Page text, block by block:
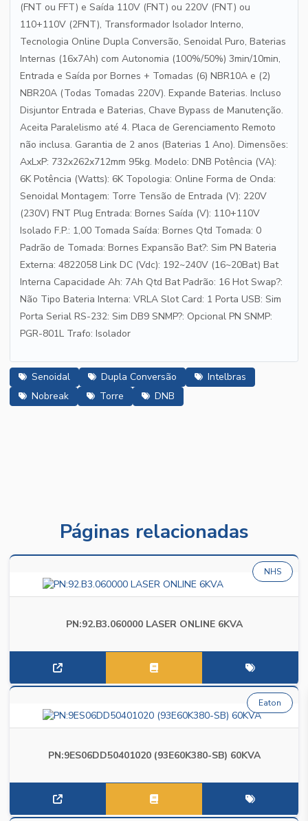
(FNT ou FFT) e Saída 110V (FNT) ou 220V (FNT) ou
110+110V (2FNT), Transformador Isolador Interno,
Tecnologia Online Dupla Conversão, Senoidal Puro, Baterias
Internas (16x7Ah) com Autonomia (100%/50%) 3min/10min,
Entrada e Saída por Bornes + Tomadas (6) NBR10A e (2)
NBR20A (Todas Tomadas 220V). Expande Baterias. Incluso
Disjuntor Entrada e Baterias, Chave Bypass de Manutenção.
Aceita Paralelismo até 4. Placa de Gerenciamento Remoto
não inclusa. Garantia de 2 anos (Baterias 1 Ano). Dimensões:
AxLxP: 732x262x712mm 95kg. Modelo: DNB Potência (VA):
6K Potência (Watts): 6K Topologia: Online Forma de Onda:
Senoidal Montagem: Torre Tensão de Entrada (V): 220V
(230V) FNT Plug Entrada: Bornes Saída (V): 110+110V
Isolado F.P.: 1,00 Tomada Saída: Bornes Qtd Tomada: 0
Padrão de Tomada: Bornes Expansão Bat?: Sim PN Bateria
Externa: 4822058 Link DC (Vdc): 192~240V (16~20Bat) Bat
Interna Capacidade Ah: 7Ah Qtd Bat Padrão: 16 Hot Swap?:
Não Tipo Bateria Interna: VRLA Slot Card: 1 Porta USB: Sim
Porta Serial RS-232: Sim DB9 SNMP?: Opcional PN SNMP:
PGR-801L Trafo: Isolador
Senoidal Dupla Conversão
Intelbras
Nobreak
Torre DNB
Páginas relacionadas
PN:92.B3.060000 LASER ONLINE 6KVA
NHS
PN:9ES06DD50401020 (93E60K380-SB) 60KVA
Eaton